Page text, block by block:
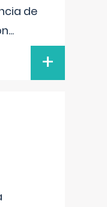
de
...
+